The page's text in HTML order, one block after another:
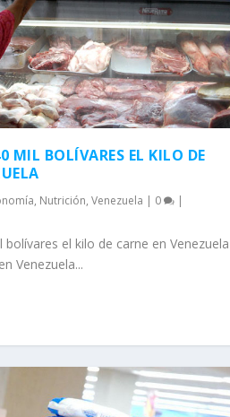
MIL BOLÍVARES EL KILO DE
, Nutrición, Venezuela | 0 |
bolívares el kilo de carne en Venezuela
Venezuela...